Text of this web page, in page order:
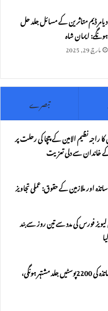
دیامر ڈیم متاثرین کے مسائل جلد حل
ہونگے: ایمان شاہ
مارچ 29, 2025
تبصرے
راجہ نظیم الامین کے چچا کی رحلت پر
سے دلی تعزیت
اور ملازمین کے حقوق: عملی تجاویز
فورس کی مدد سے تین روز سے بند
گلگت بلتستان،اساتذہ کی 2200پوسٹیں جلد مشتہر ہونگی،